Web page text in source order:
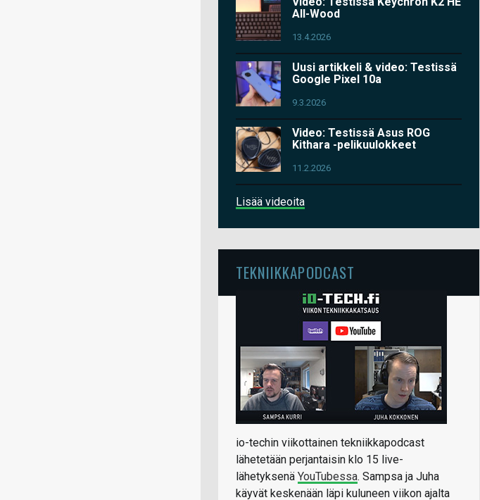
All-Wood
13.4.2026
Uusi artikkeli & video: Testissä
Google Pixel 10a
9.3.2026
Video: Testissä Asus ROG
Kithara -pelikuulokkeet
11.2.2026
Lisää videoita
TEKNIIKKAPODCAST
io-techin viikottainen tekniikkapodcast
lähetetään perjantaisin klo 15 live-
lähetyksenä YouTubessa. Sampsa ja Juha
käyvät keskenään läpi kuluneen viikon ajalta